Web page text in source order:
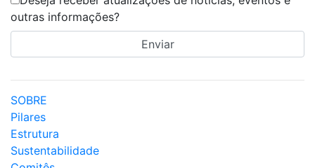
outras informações?
SOBRE
Pilares
Estrutura
Sustentabilidade